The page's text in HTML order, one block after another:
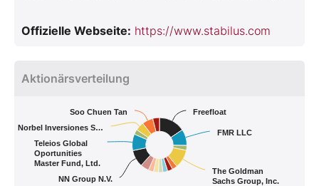
Offizielle Webseite: https://www.stabilus.com
Aktionärsverteilung
Freefloat
FMR LLC
The Goldman
Sachs Group, Inc.
NN Group N.V.
Teleios Global
Oportunities
Master Fund, Ltd.
Norbel Inversiones S…
Soo Chuen Tan